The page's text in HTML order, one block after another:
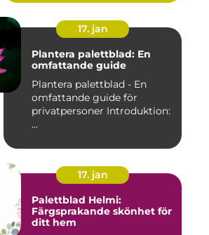
17. jan
Plantera palettblad: En
omfattande guide
Plantera palettblad - En
omfattande guide för
privatpersoner Introduktion:
...
17. jan
Palettblad Helmi:
Färgsprakande skönhet för
ditt hem